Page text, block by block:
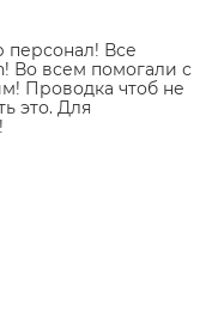
Все
Во всем помогали с
Проводка чтоб не
это. Для